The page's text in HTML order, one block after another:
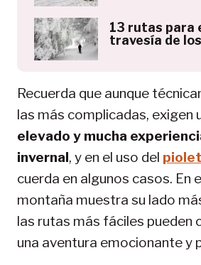
13 rutas para
travesía de
Recuerda que aunque
las más complicadas, exigen
elevado y mucha
invernal, y en el uso del piolet
cuerda en algunos casos. En
montaña muestra su lado
las rutas más fáciles pueden
una aventura emocionante y